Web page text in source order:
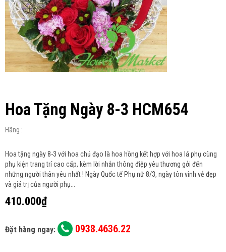
Hoa Tặng Ngày 8-3 HCM654
Hãng :
Hoa tặng ngày 8-3 với hoa chủ đạo là hoa hồng kết hợp với hoa lá phụ cùng
phụ kiện trang trí cao cấp, kèm lời nhắn thông điệp yêu thương gởi đến
những người thân yêu nhất ! Ngày Quốc tế Phụ nữ 8/3, ngày tôn vinh vẻ đẹp
và giá trị của người phụ...
410.000₫
Đặt hàng ngay: 0938.4636.22